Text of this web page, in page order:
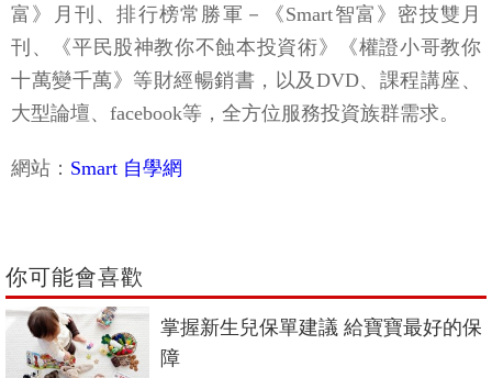
富》月刊、排行榜常勝軍－《Smart智富》密技雙月
刊、《平民股神教你不蝕本投資術》《權證小哥教你
十萬變千萬》等財經暢銷書，以及DVD、課程講座、
大型論壇、facebook等，全方位服務投資族群需求。
網站： Smart 自學網
你可能會喜歡
掌握新生兒保單建議 給寶寶最好的保
障